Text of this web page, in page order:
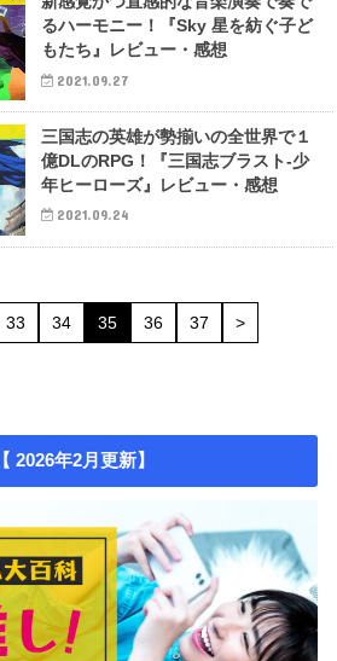
るハーモニー！『Sky 星を紡ぐ子ど
もたち』レビュー・感想
2021.09.27
三国志の英雄が勢揃いの全世界で１
億DLのRPG！『三国志ブラスト-少
年ヒーローズ』レビュー・感想
2021.09.24
33 34 35 36 37 >
2026年2月更新】